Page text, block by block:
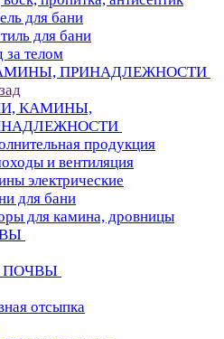
для бани
для бани
за телом
ПРИНАДЛЕЖНОСТИ
КАМИНЫ,
продукция
и вентиляция
электрические
для бани
для камина, дровницы
ПОЧВЫ
отсыпка